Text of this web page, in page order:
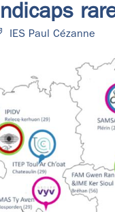
IES Paul Cézanne